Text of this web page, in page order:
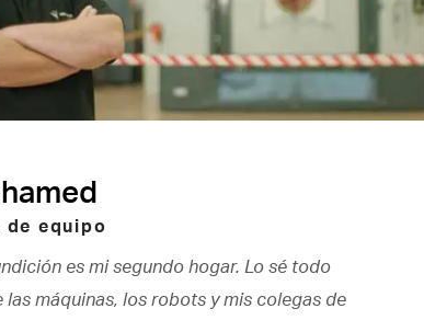
de equipo
es mi segundo hogar. Lo sé todo
las máquinas, los robots y mis colegas de